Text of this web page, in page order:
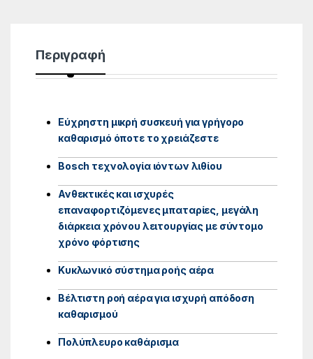
Περιγραφή
Εύχρηστη μικρή συσκευή για γρήγορο
καθαρισμό όποτε το χρειάζεστε
Bosch τεχνολογία ιόντων λιθίου
Ανθεκτικές και ισχυρές
επαναφορτιζόμενες μπαταρίες, μεγάλη
διάρκεια χρόνου λειτουργίας με σύντομο
χρόνο φόρτισης
Κυκλωνικό σύστημα ροής αέρα
Βέλτιστη ροή αέρα για ισχυρή απόδοση
καθαρισμού
Πολύπλευρο καθάρισμα